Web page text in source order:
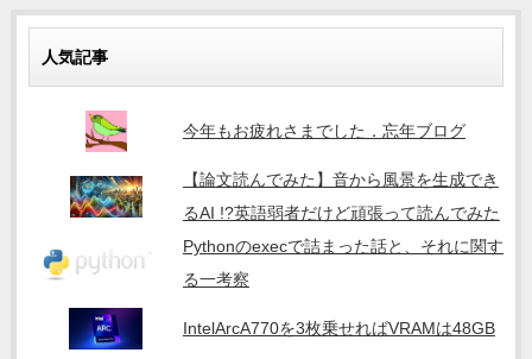
人気記事
今年もお疲れさまでした．忘年ブログ
【論文読んでみた】音から風景を生成でき
るAI !?英語弱者だけど頑張って読んでみた
Pythonのexecで詰まった話と、それに関す
る一考察
IntelArcA770を3枚乗せればVRAMは48GB